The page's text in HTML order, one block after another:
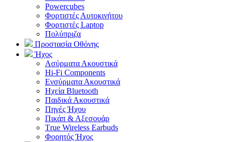
Powercubes
Φορτιστές Αυτοκινήτου
Φορτιστές Laptop
Πολύπριζα
Προστασία Οθόνης
Ήχος
Ασύρματα Ακουστικά
Hi-Fi Components
Ενσύρματα Ακουστικά
Ηχεία Bluetooth
Παιδικά Ακουστικά
Πηγές Ήχου
Πικάπ & Αξεσουάρ
Τrue Wireless Earbuds
Φορητός Ήχος